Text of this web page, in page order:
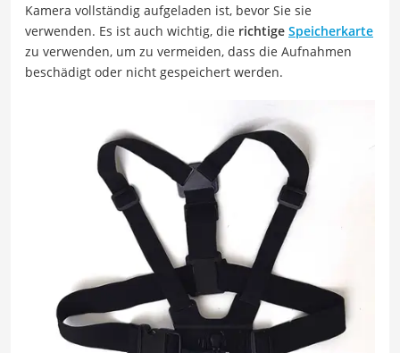
Kamera vollständig aufgeladen ist, bevor Sie sie
verwenden. Es ist auch wichtig, die richtige Speicherkarte
zu verwenden, um zu vermeiden, dass die Aufnahmen
beschädigt oder nicht gespeichert werden.